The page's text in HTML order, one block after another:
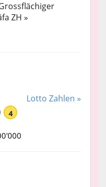
ZH »
Lotto Zahlen »
4